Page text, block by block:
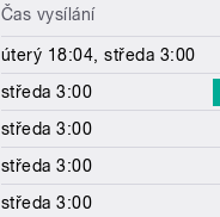
Čas vysílání
úterý 18:04, středa 3:00
středa 3:00
středa 3:00
středa 3:00
středa 3:00